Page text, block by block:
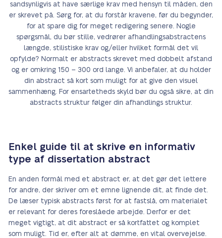
sandsynligvis at have særlige krav med hensyn til måden, den
er skrevet på. Sørg for, at du forstår kravene, før du begynder,
for at spare dig for meget redigering senere. Nogle
spørgsmål, du bør stille, vedrører afhandlingsabstractens
længde, stilistiske krav og/eller hvilket formål det vil
opfylde? Normalt er abstracts skrevet med dobbelt afstand
og er omkring 150 – 300 ord lange. Vi anbefaler, at du holder
din abstract så kort som muligt for at give den visuel
sammenhæng. For ensartetheds skyld bør du også sikre, at din
abstracts struktur følger din afhandlings struktur.
Enkel guide til at skrive en informativ
type af dissertation abstract
En anden formål med et abstract er, at det gør det lettere
for andre, der skriver om et emne lignende dit, at finde det.
De læser typisk abstracts først for at fastslå, om materialet
er relevant for deres foreslåede arbejde. Derfor er det
meget vigtigt, at dit abstract er så kortfattet og komplet
som muligt. Tid er, efter alt at dømme, en vital overvejelse.